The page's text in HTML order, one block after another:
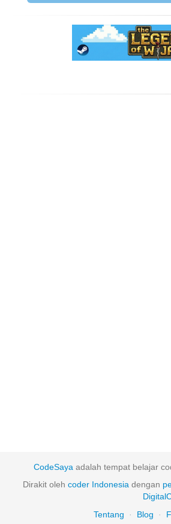
CodeSaya adalah tempat belajar
Dirakit oleh coder Indonesia dengan
Tentang
· Blog ·